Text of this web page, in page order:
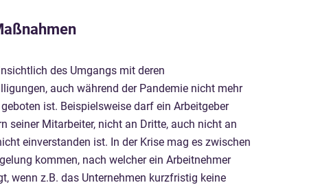
des Umgangs mit deren
auch während der Pandemie nicht mehr
ist. Beispielsweise darf ein Arbeitgeber
seiner Mitarbeiter, nicht an Dritte, auch nicht an
einverstanden ist. In der Krise mag es zwischen
kommen, nach welcher ein Arbeitnehmer
wenn z.B. das Unternehmen kurzfristig keine